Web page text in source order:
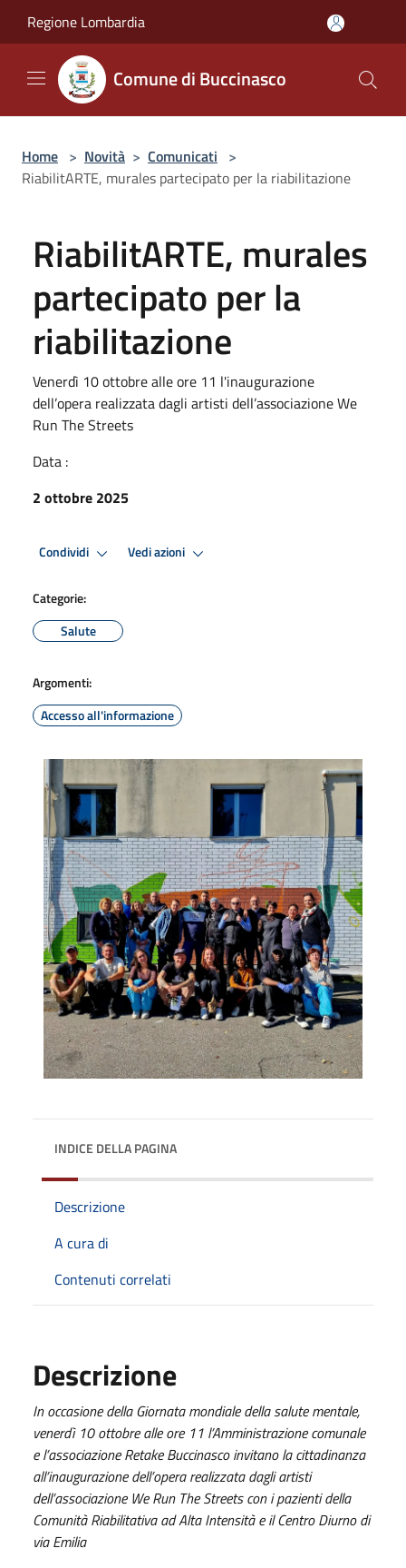
Regione Lombardia
Comune di Buccinasco
Home > Novità > Comunicati >
RiabilitARTE, murales partecipato per la riabilitazione
RiabilitARTE, murales
partecipato per la
riabilitazione
Venerdì 10 ottobre alle ore 11 l'inaugurazione
dell’opera realizzata dagli artisti dell’associazione We
Run The Streets
Data :
2 ottobre 2025
Condividi Vedi azioni
Categorie:
Salute
Argomenti:
Accesso all'informazione
INDICE DELLA PAGINA
Descrizione
A cura di
Contenuti correlati
Descrizione
In occasione della Giornata mondiale della salute mentale,
venerdì 10 ottobre alle ore 11 l’Amministrazione comunale
e l’associazione Retake Buccinasco invitano la cittadinanza
all’inaugurazione dell’opera realizzata dagli artisti
dell’associazione We Run The Streets con i pazienti della
Comunità Riabilitativa ad Alta Intensità e il Centro Diurno di
via Emilia